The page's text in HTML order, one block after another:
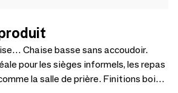
Chaise basse sans accoudoir.
pour les sièges informels, les repas
la salle de prière. Finitions bois